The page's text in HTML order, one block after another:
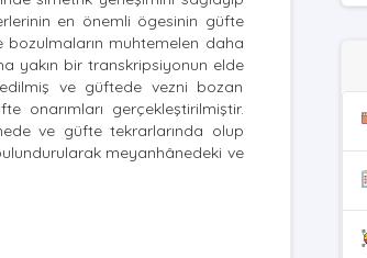
en önemli ögesinin güfte
muhtemelen daha
yakın bir transkripsiyonun elde
ve güftede vezni bozan
onarımları gerçekleştirilmiştir.
ve güfte tekrarlarında olup
meyanhânedeki ve